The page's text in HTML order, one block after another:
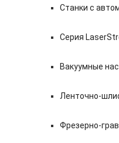
Станки с
Серия
Вакуумные
Ленточно-
Фрезерно-